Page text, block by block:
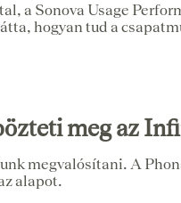
a Sonova Usage
hogyan tud a
meg az
megvalósítani. A
alapot.